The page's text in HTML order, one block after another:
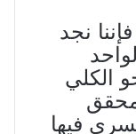
نجد
الكلي
فيها